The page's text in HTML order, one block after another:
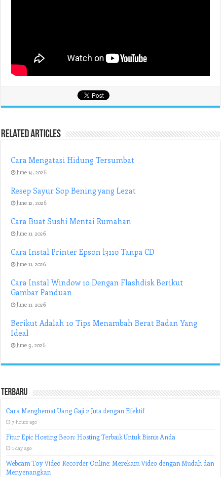
Related Articles
Cara Mengatasi Hidung Tersumbat
June 14, 2026
Resep Sayur Sop Bening yang Lezat
June 12, 2026
Cara Buat Sushi Mentai Rumahan
June 11, 2026
Cara Instal Printer Epson l3110 Tanpa CD
June 11, 2026
Cara Instal Window 10 Dengan Flashdisk Berikut
Gambar Panduan
June 11, 2026
Berikut Adalah 10 Tips Menambah Berat Badan Yang
Ideal
June 9, 2026
Terbaru
Cara Menghemat Uang Gaji 2 Juta dengan Efektif
7 hours ago
Fitur Epic Hosting Beon: Hosting Terbaik Untuk Bisnis Anda
1 day ago
Webcam Toy Video Recorder Online: Merekam Video dengan Mudah dan
Menyenangkan